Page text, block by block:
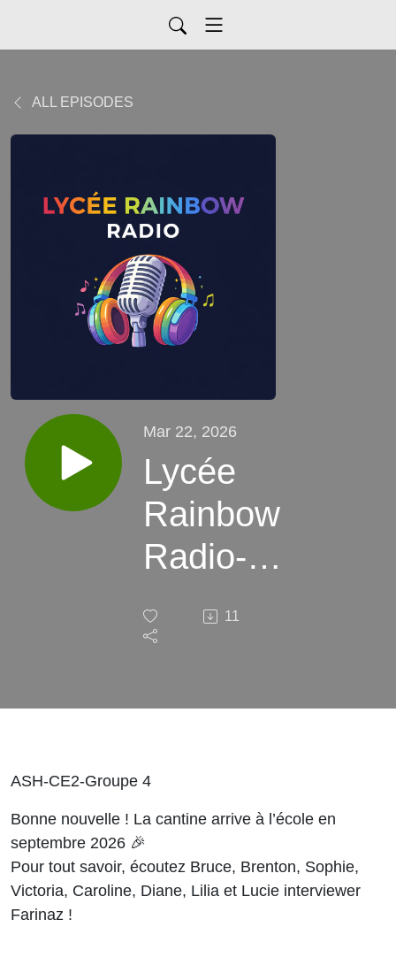
ALL EPISODES
Mar 22, 2026
Lycée
Rainbow
Radio-
Cantine-
GR4
11
ASH-CE2-Groupe 4
Bonne nouvelle ! La cantine arrive à l’école en
septembre 2026 🎉
Pour tout savoir, écoutez Bruce, Brenton, Sophie,
Victoria, Caroline, Diane, Lilia et Lucie interviewer
Farinaz !